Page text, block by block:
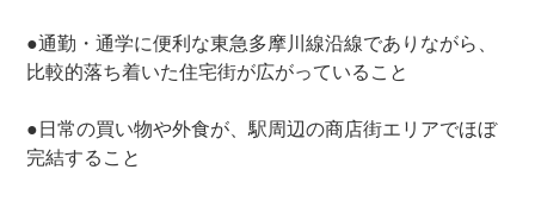
●通勤・通学に便利な東急多摩川線沿線でありながら、
比較的落ち着いた住宅街が広がっていること
●日常の買い物や外食が、駅周辺の商店街エリアでほぼ
完結すること